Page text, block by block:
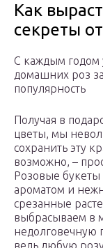
Как
секреты
С каждым
домашних роз
популярность
Получая в
цветы, мы
сохранить эту
возможно, –
Розовые
ароматом и
срезанные
выбрасываем в
недолговечную
ведь любую